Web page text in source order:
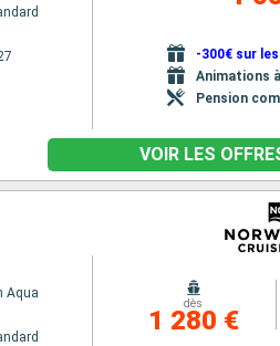
-300€ sur
Animations
Pension
VOIR LES
Aqua
dès
1 280 €